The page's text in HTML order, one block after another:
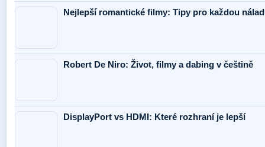
Nejlepší romantické filmy: Tipy pro každou
Robert De Niro: Život, filmy a dabing v češtině
DisplayPort vs HDMI: Které rozhraní je lepší